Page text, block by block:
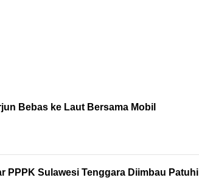
Bebas ke Laut Bersama Mobil
PPPK Sulawesi Tenggara Diimbau Patuhi